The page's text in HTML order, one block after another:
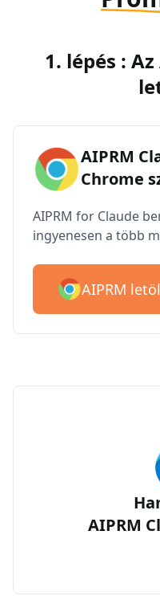
1. lépés :
AIPRM
Chrome
AIPRM for Claude
ingyenesen a több
AIPRM
AIPRM